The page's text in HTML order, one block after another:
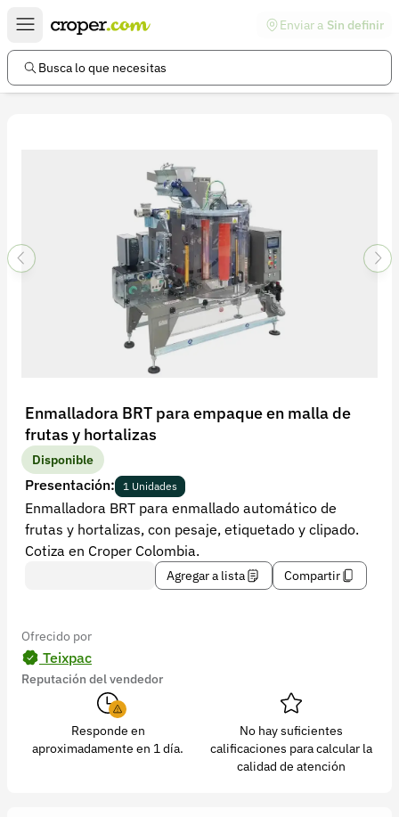
Enviar a Sin definir
Busca lo que necesitas
Enmalladora BRT para empaque en malla de
frutas y hortalizas
Disponible
Presentación: 1 Unidades
Enmalladora BRT para enmallado automático de
frutas y hortalizas, con pesaje, etiquetado y clipado.
Cotiza en Croper Colombia.
Agregar a lista Compartir
Ofrecido por
Teixpac
Reputación del vendedor
Responde en
aproximadamente en 1 día.
No hay suficientes
calificaciones para calcular la
calidad de atención
Enlaces de interés
Preguntas frecuentes
Términos y condiciones
Política de devoluciones
Política de privacidad
Recuperar contraseña
Contacto
Soporte
+57 323 2931928
contacto@croper.com
© 2026 Croper.com Todos los derechos reservados
Síguenos